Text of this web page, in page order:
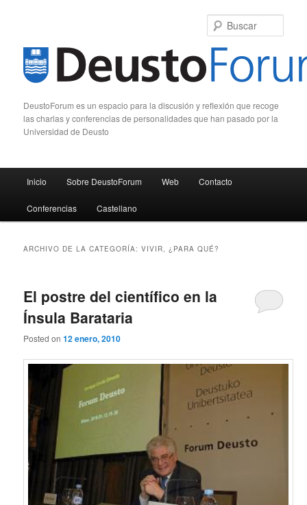
DeustoForum es un espacio para la discusión y reflexión que recoge
las charlas y conferencias de personalidades que han pasado por la
Universidad de Deusto
Ir al contenido principal
Ir al contenido secundario
Inicio Sobre DeustoForum Web Contacto
Conferencias Castellano
ARCHIVO DE LA CATEGORÍA:VIVIR, ¿PARA QUÉ?
El postre del científico en la
Ínsula Barataria
Posted on12 enero, 2010